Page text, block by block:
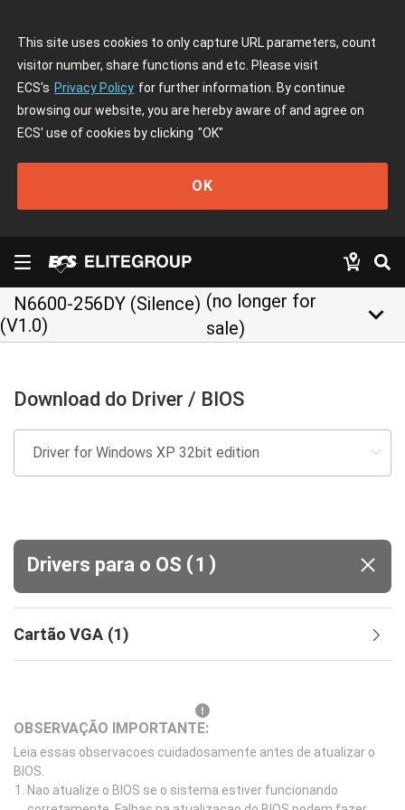
This site uses cookies to only capture URL parameters, count
visitor number, share functions and etc. Please visit
ECS's Privacy Policy for further information. By continue
browsing our website, you are hereby aware of and agree on
ECS' use of cookies by clicking "OK"
OK
N6600-256DY (Silence)
(V1.0)
(no longer for
sale)
keyboard_arrow_down
Download do Driver / BIOS
Drivers para o OS (1 )
Cartão VGA (1)
OBSERVAÇÃO IMPORTANTE:
Leia essas observacoes cuidadosamente antes de atualizar o
BIOS.
Nao atualize o BIOS se o sistema estiver funcionando